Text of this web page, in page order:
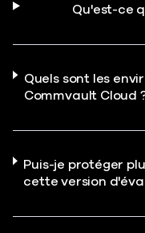
Qu'est-ce
Quels sont les
Commvault Cloud
Puis-je protéger
cette version